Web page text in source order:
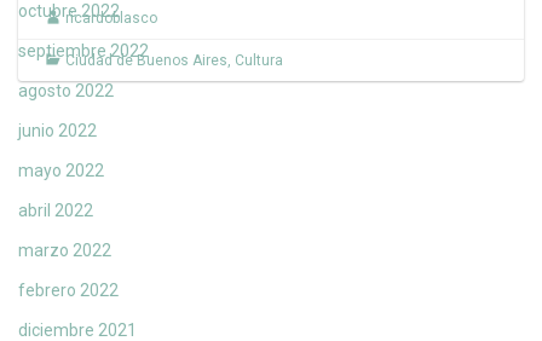
octubre 2022
septiembre 2022
agosto 2022
junio 2022
mayo 2022
abril 2022
marzo 2022
febrero 2022
diciembre 2021
ricardoblasco
Ciudad de Buenos Aires, Cultura